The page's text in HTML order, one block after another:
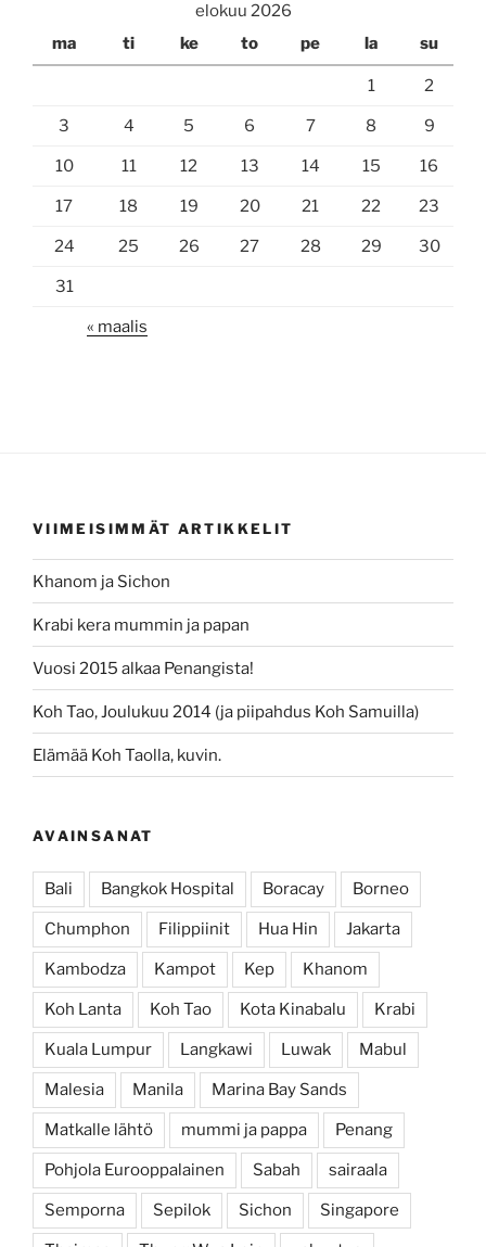
elokuu 2026
ma
ti ke to pe la su
1 2
3 4 5 6 7 8 9
10 11 12 13 14 15 16
17 18 19 20 21 22 23
24 25 26 27 28 29 30
31
« maalis
VIIMEISIMMÄT ARTIKKELIT
Khanom ja Sichon
Krabi kera mummin ja papan
Vuosi 2015 alkaa Penangista!
Koh Tao, Joulukuu 2014 (ja piipahdus Koh Samuilla)
Elämää Koh Taolla, kuvin.
AVAINSANAT
Bali Bangkok Hospital Boracay Borneo
Chumphon Filippiinit Hua Hin Jakarta
Kambodza Kampot Kep Khanom
Koh Lanta Koh Tao Kota Kinabalu Krabi
Kuala Lumpur Langkawi Luwak Mabul
Malesia Manila Marina Bay Sands
Matkalle lähtö mummi ja pappa Penang
Pohjola Eurooppalainen Sabah sairaala
Semporna Sepilok Sichon Singapore